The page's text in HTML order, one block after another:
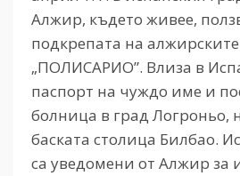
Алжир, където живее,
подкрепата на алжирските
„ПОЛИСАРИО”. Влиза в
паспорт на чуждо име и
болница в град Логроньо,
баската столица Билбао.
са уведомени от Алжир за